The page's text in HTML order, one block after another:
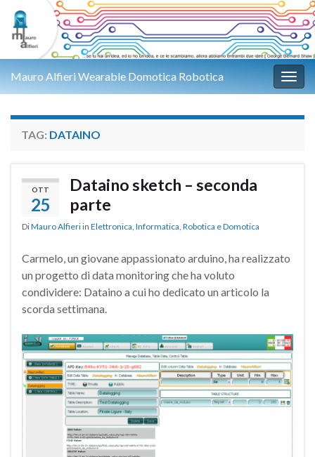
Mauro Alfieri Wearable Domotica Robotica
TAG: DATAINO
OTT
25
Dataino sketch – seconda
parte
DiMauro Alfieri in Elettronica, Informatica, Robotica e Domotica
Carmelo, un giovane appassionato arduino, ha realizzato
un progetto di data monitoring che ha voluto
condividere: Dataino a cui ho dedicato un articolo la
scorda settimana.